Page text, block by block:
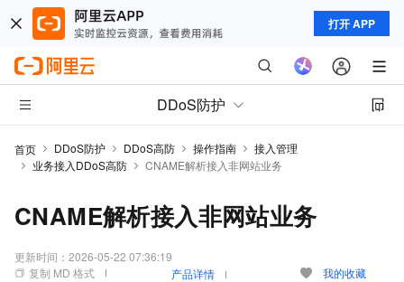
打开 APP
DDoS防护
首页 DDoS防护 DDoS高防 操作指南
接入管理
业务接入DDoS高防
CNAME解析接入非网站业务
CNAME解析接入非网站业务
更新时间： 2026-05-22 07:36:19
复制 MD 格式
产品详情 我的收藏